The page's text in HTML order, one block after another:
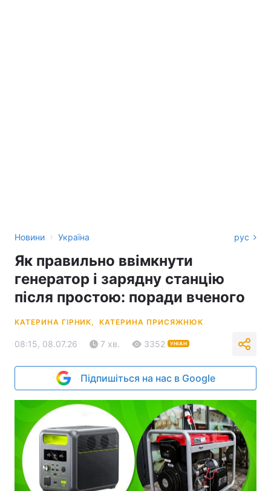
Новини › Україна рус
Як правильно ввімкнути
генератор і зарядну станцію
після простою: поради вченого
КАТЕРИНА ГІРНИК, КАТЕРИНА ПРИСЯЖНЮК
08:15, 08.07.26 7 хв. 3352 УНІАН
Підпишіться на нас в Google